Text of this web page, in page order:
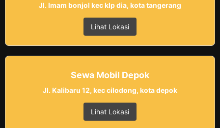
Jl. Imam bonjol kec klp dia, kota tangerang
Lihat Lokasi
Sewa Mobil Depok
Jl. Kalibaru 12, kec cilodong, kota depok
Lihat Lokasi